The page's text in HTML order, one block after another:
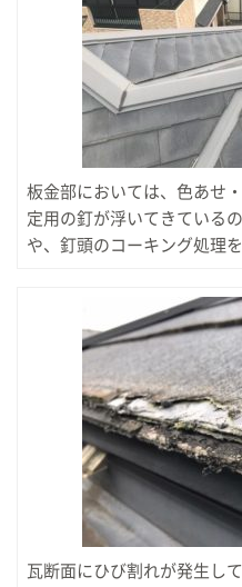
板金部においては、色あせ
定用の釘が浮いてきている
や、釘頭のコーキング処理
瓦断面にひび割れが発生し